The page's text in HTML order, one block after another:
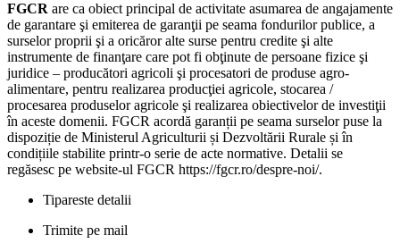
FGCR are ca obiect principal de activitate asumarea de angajamente
de garantare şi emiterea de garanţii pe seama fondurilor publice, a
surselor proprii şi a oricăror alte surse pentru credite şi alte
instrumente de finanţare care pot fi obţinute de persoane fizice şi
juridice – producători agricoli şi procesatori de produse agro-
alimentare, pentru realizarea producţiei agricole, stocarea /
procesarea produselor agricole şi realizarea obiectivelor de investiţii
în aceste domenii. FGCR acordă garanții pe seama surselor puse la
dispoziție de Ministerul Agriculturii și Dezvoltării Rurale și în
condițiile stabilite printr-o serie de acte normative. Detalii se
regăsesc pe website-ul FGCR https://fgcr.ro/despre-noi/.
Tipareste detalii
Trimite pe mail